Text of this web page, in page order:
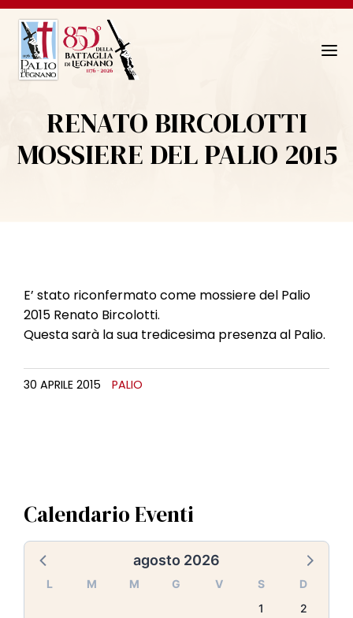
N
a
RENATO BIRCOLOTTI
MOSSIERE DEL PALIO 2015
E’ stato riconfermato come mossiere del Palio
2015 Renato Bircolotti.
Questa sarà la sua tredicesima presenza al Palio.
30 APRILE 2015 PALIO
Calendario Eventi
agosto 2026
L M M G V S
D
1
2